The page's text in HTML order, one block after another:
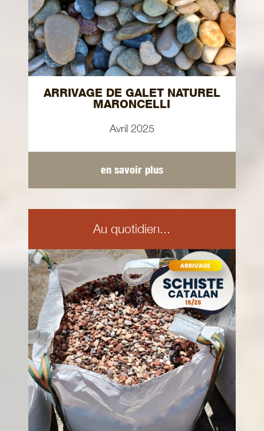
ARRIVAGE DE GALET NATUREL
MARONCELLI
Avril 2025
en savoir plus
Au quotidien...